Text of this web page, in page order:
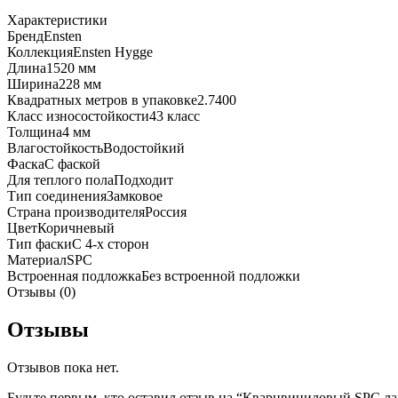
102-
12
Камелия
Характеристики
БрендEnsten
КоллекцияEnsten Hygge
Длина1520 мм
Ширина228 мм
Квадратных метров в упаковке2.7400
Класс износостойкости43 класс
Толщина4 мм
ВлагостойкостьВодостойкий
ФаскаС фаской
Для теплого полаПодходит
Тип соединенияЗамковое
Страна производителяРоссия
ЦветКоричневый
Тип фаскиС 4-х сторон
МатериалSPC
Встроенная подложкаБез встроенной подложки
Отзывы (0)
Отзывы
Отзывов пока нет.